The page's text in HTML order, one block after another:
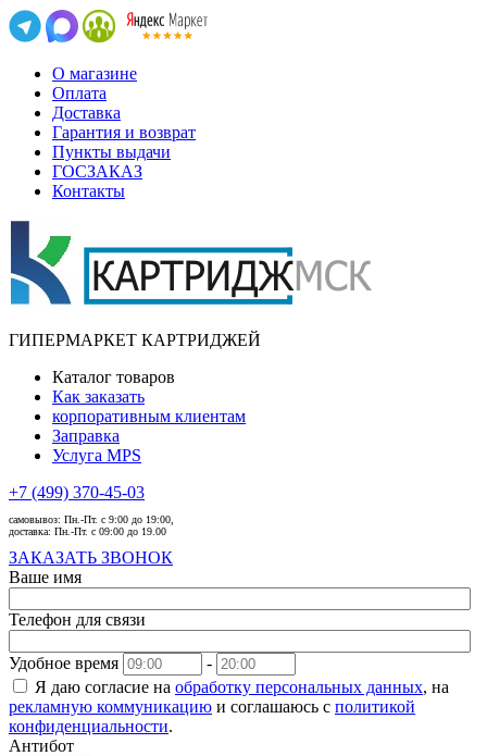
О магазине
Оплата
Доставка
Гарантия и возврат
Пункты выдачи
ГОСЗАКАЗ
Контакты
ГИПЕРМАРКЕТ КАРТРИДЖЕЙ
Каталог товаров
Как заказать
корпоративным клиентам
Заправка
Услуга MPS
+7 (499) 370-45-03
самовывоз: Пн.-Пт. с 9:00 до 19:00,
доставка: Пн.-Пт. с 09:00 до 19.00
ЗАКАЗАТЬ ЗВОНОК
Ваше имя
Телефон для связи
Удобное время
-
Я даю согласие на обработку персональных данных, на
рекламную коммуникацию и соглашаюсь с политикой
конфиденциальности.
Антибот